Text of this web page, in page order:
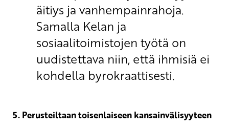
äitiys ja vanhempainrahoja.
Samalla Kelan ja
sosiaalitoimistojen työtä on
uudistettava niin, että ihmisiä ei
kohdella byrokraattisesti.
5. Perusteiltaan toisenlaiseen kansainvälisyyteen